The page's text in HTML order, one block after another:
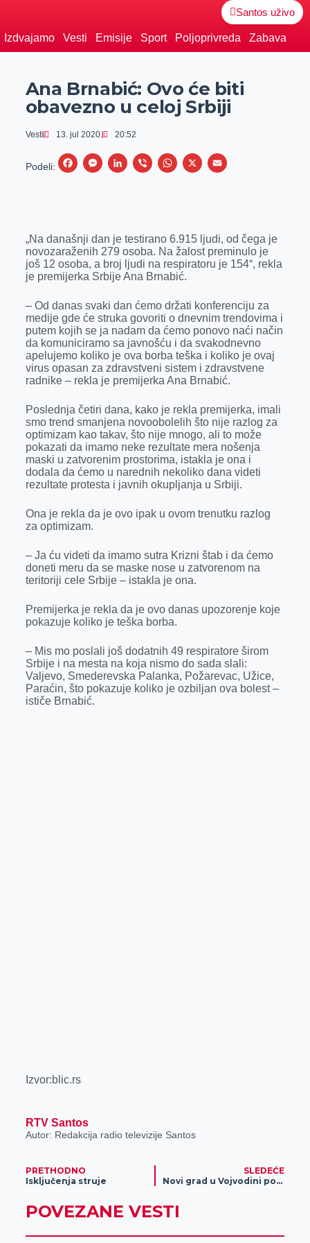
Santos uživo
Izdvajamo Vesti Emisije Sport Poljoprivreda Zabava
Ana Brnabić: Ovo će biti
obavezno u celoj Srbiji
Vesti 13. jul 2020. 20:52
Podeli:
F
b
o
o
M
e
n
g
e
r
L
e
d
I
V
r
W
s
A
p
p
X
E
l
„Na današnji dan je testirano 6.915 ljudi, od čega je
novozaraženih 279 osoba. Na žalost preminulo je
još 12 osoba, a broj ljudi na respiratoru je 154“, rekla
je premijerka Srbije Ana Brnabić.
– Od danas svaki dan ćemo držati konferenciju za
medije gde će struka govoriti o dnevnim trendovima i
putem kojih se ja nadam da ćemo ponovo naći način
da komuniciramo sa javnošću i da svakodnevno
apelujemo koliko je ova borba teška i koliko je ovaj
virus opasan za zdravstveni sistem i zdravstvene
radnike – rekla je premijerka Ana Brnabić.
Poslednja četiri dana, kako je rekla premijerka, imali
smo trend smanjena novoobolelih što nije razlog za
optimizam kao takav, što nije mnogo, ali to može
pokazati da imamo neke rezultate mera nošenja
maski u zatvorenim prostorima, istakla je ona i
dodala da ćemo u narednih nekoliko dana videti
rezultate protesta i javnih okupljanja u Srbiji.
Ona je rekla da je ovo ipak u ovom trenutku razlog
za optimizam.
– Ja ću videti da imamo sutra Krizni štab i da ćemo
doneti meru da se maske nose u zatvorenom na
teritoriji cele Srbije – istakla je ona.
Premijerka je rekla da je ovo danas upozorenje koje
pokazuje koliko je teška borba.
– Mis mo poslali još dodatnih 49 respiratore širom
Srbije i na mesta na koja nismo do sada slali:
Valjevo, Smederevska Palanka, Požarevac, Užice,
Paraćin, što pokazuje koliko je ozbiljan ova bolest –
ističe Brnabić.
Izvor:blic.rs
RTV Santos
Autor: Redakcija radio televizije Santos
PRETHODNO
Isključenja struje
SLEDEĆE
Novi grad u Vojvodini postao žarište, 80 stanovnika već u bolnici
POVEZANE VESTI